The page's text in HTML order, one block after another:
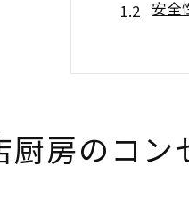
安全
適
厨房
ユ
効率的な
厨房のコ